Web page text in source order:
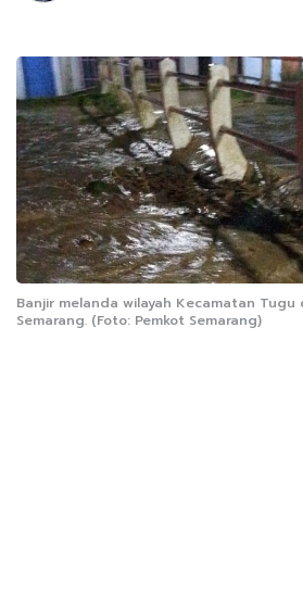
Banjir melanda wilayah Kecamatan Tugu
Semarang. (Foto: Pemkot Semarang)